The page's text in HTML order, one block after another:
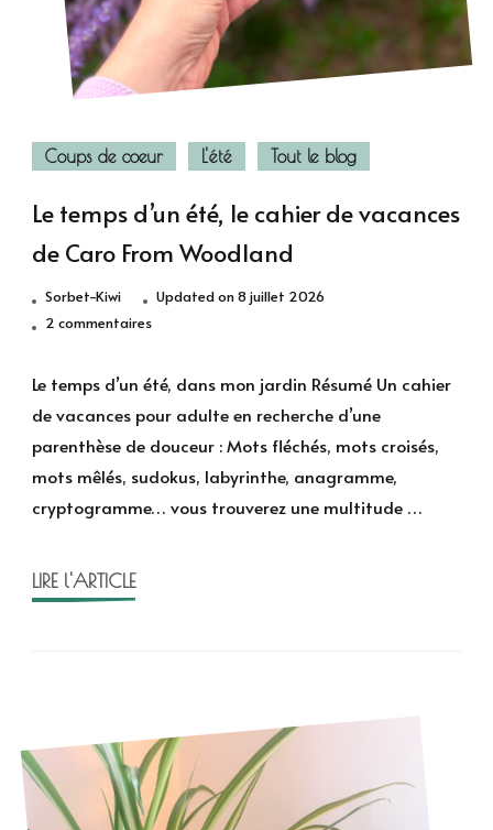
Coups de coeur L'été Tout le blog
Le temps d’un été, le cahier de vacances
de Caro From Woodland
Sorbet-Kiwi Updated on8 juillet 2026
2 commentairessur
temps
été,
le
cahier
de
Le temps d’un été, dans mon jardin Résumé Un cahier
de vacances pour adulte en recherche d’une
parenthèse de douceur : Mots fléchés, mots croisés,
mots mêlés, sudokus, labyrinthe, anagramme,
cryptogramme… vous trouverez une multitude …
LIRE l'ARTICLE